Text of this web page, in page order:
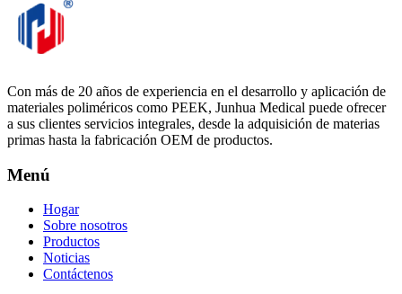
Con más de 20 años de experiencia en el desarrollo y aplicación de
materiales poliméricos como PEEK, Junhua Medical puede ofrecer
a sus clientes servicios integrales, desde la adquisición de materias
primas hasta la fabricación OEM de productos.
Menú
Hogar
Sobre nosotros
Productos
Noticias
Contáctenos